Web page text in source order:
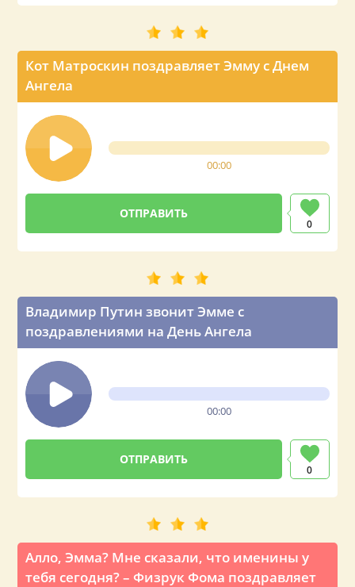
Кот Матроскин поздравляет Эмму с Днем
Ангела
00:00
0
Владимир Путин звонит Эмме с
поздравлениями на День Ангела
00:00
0
Алло, Эмма? Мне сказали, что именины у
тебя сегодня? – Физрук Фома поздравляет